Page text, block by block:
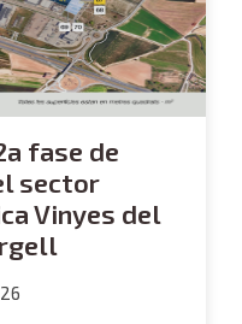
fase de
sector
Vinyes del